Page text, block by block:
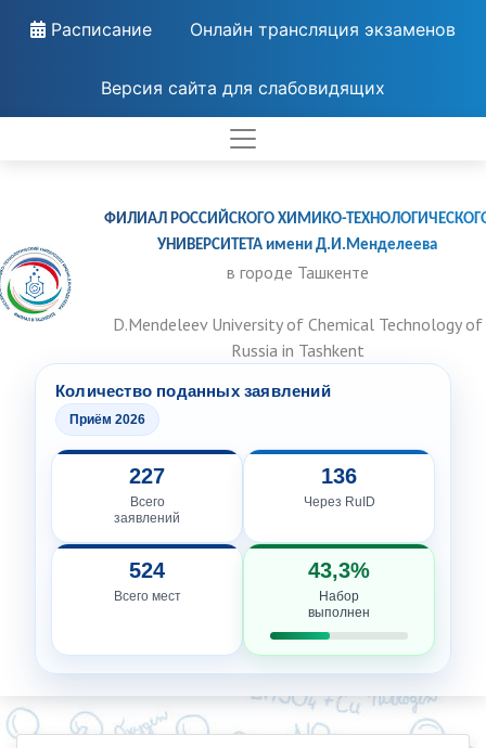
Расписание Онлайн трансляция экзаменов
Версия сайта для слабовидящих
ФИЛИАЛ РОССИЙСКОГО ХИМИКО-
УНИВЕРСИТЕТА имени Д.И.Менделеева
в городе Ташкенте
D.Mendeleev University of Chemical Technology of
Russia in Tashkent
Количество поданных заявлений
Приём 2026
227
Всего
заявлений
136
Через RuID
524
Всего мест
43,3%
Набор
выполнен